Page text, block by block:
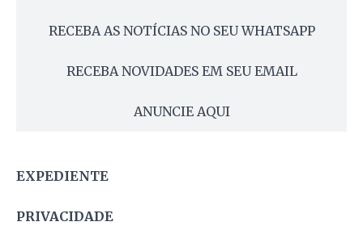
RECEBA AS NOTÍCIAS NO SEU WHATSAPP
RECEBA NOVIDADES EM SEU EMAIL
ANUNCIE AQUI
EXPEDIENTE
PRIVACIDADE